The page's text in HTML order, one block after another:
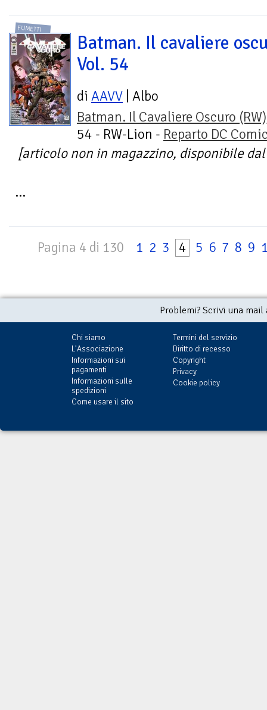
FUMETTI
Batman. Il cavaliere
Vol. 54
di AAVV | Albo
Batman. Il Cavaliere Oscuro (RW)
54 - RW-Lion - Reparto DC
[articolo non in magazzino, disponibile
...
Pagina 4 di 130 1 2 3 4 5 6 7 8 9
Problemi? Scrivi una
Chi siamo
L'Associazione
Informazioni sui
pagamenti
Informazioni sulle
spedizioni
Come usare il sito
Termini del servizio
Diritto di recesso
Copyright
Privacy
Cookie policy